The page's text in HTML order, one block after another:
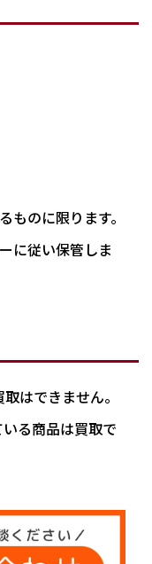
のに限ります。
に従い保管しま
はできません。
る商品は買取で